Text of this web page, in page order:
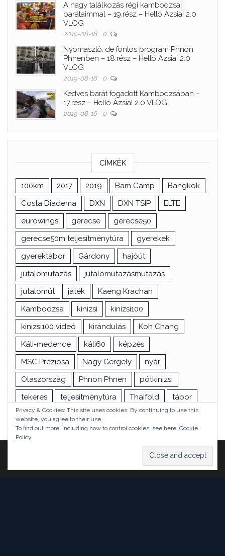
A nagy találkozás régi kambodzsai
barátaimmal – 19.rész – Helló Ázsia! 2.0
VLOG
2019-08-16 0
Nyomasztó, de fontos program Phnon
Phnenben – 18.rész – Helló Ázsia! 2.0
VLOG
2019-08-16 0
Kedves barát fogadott Kambodzsában –
17.rész – Helló Ázsia! 2.0 VLOG
2019-08-16 0
CÍMKÉK
100km 2017 2019 Bam Camp
Bangkok
Costa Diadema
DXN DXN TSIP
ELTE
eurowings
gerecse
gerecse50
gerecse50m teljesítménytúra
gyerekek
gyerektábor
Gárdony
hajóút
jutalomutazás
jutalomutazásmutazás
jutalomút
játék
Kaeng Krachan
Kambodzsa
kinizsi
kinizsi100
kinizsi100 videó
kirándulás
Koh Chang
Káli-medence
káli60
képzés
MSC Preziosa
Nagy Gergely
nyár
Olaszország
Phnon Phnen
pótkinizsi
tekeres
teljesítménytúra Thaiföld
tábor
túra
utazás vizsga Ázsia
Theme:Head Blog
Privacy & Cookies: This site uses cookies. By continuing to use this
website, you agree to their use.
To find out more, including how to control cookies, see here: Cookie
Policy